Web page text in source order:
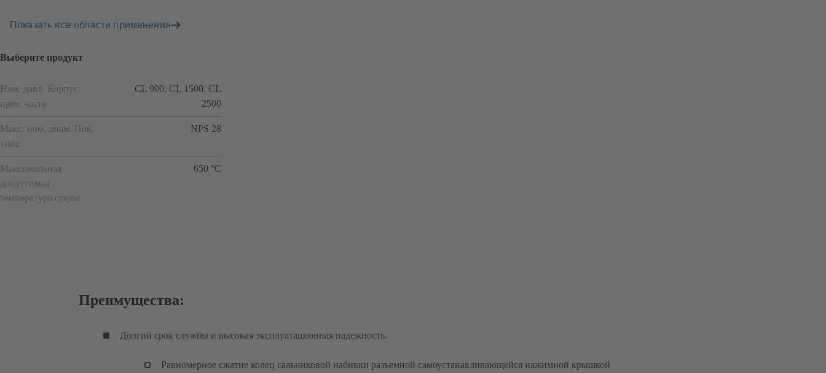
Показать все области применения
Выберите продукт
Ном. давл. Корпус
прот. части
CL 900, CL 1500, CL
2500
Макс. ном. диам. Пок.
типа
NPS 28
Максимальная
допустимая
температура среды
650 °C
Преимущества:
Долгий срок службы и высокая эксплуатационная надежность.
Равномерное сжатие колец сальниковой набивки разъемной самоустанавливающейся нажимной крышкой